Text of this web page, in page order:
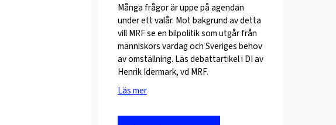
Många frågor är uppe på agendan
under ett valår. Mot bakgrund av detta
vill MRF se en bilpolitik som utgår från
människors vardag och Sveriges behov
av omställning. Läs debattartikel i DI av
Henrik Idermark, vd MRF.
Läs mer